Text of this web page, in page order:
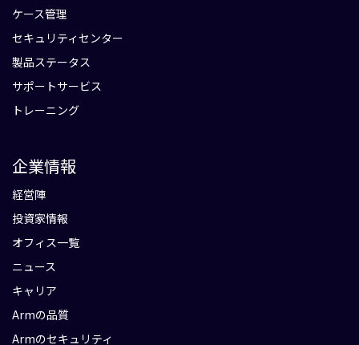
ケース管理
セキュリティセンター
製品ステータス
サポートサービス
トレーニング
企業情報
経営陣
投資家情報
オフィス一覧
ニュース
キャリア
Armの品質
Armのセキュリティ